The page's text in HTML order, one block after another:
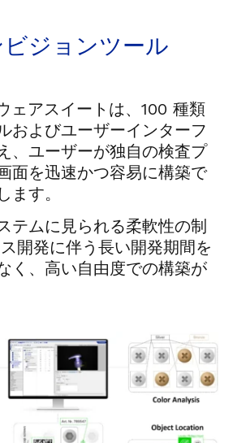
ジョンツール
ェアスイートは、100 種類
およびユーザーインターフ
、ユーザーが独自の検査プ
面を迅速かつ容易に構築で
ます。
テムに見られる柔軟性の制
開発に伴う長い開発期間を
く、高い自由度での構築が